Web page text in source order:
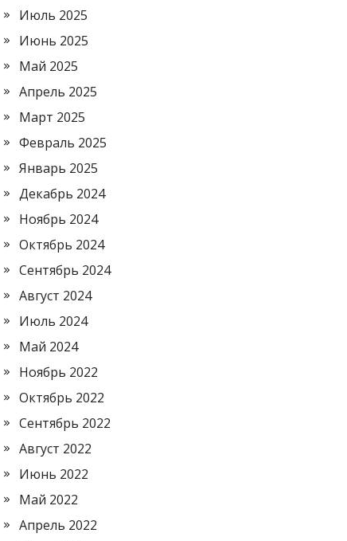
Июль 2025
Июнь 2025
Май 2025
Апрель 2025
Март 2025
Февраль 2025
Январь 2025
Декабрь 2024
Ноябрь 2024
Октябрь 2024
Сентябрь 2024
Август 2024
Июль 2024
Май 2024
Ноябрь 2022
Октябрь 2022
Сентябрь 2022
Август 2022
Июнь 2022
Май 2022
Апрель 2022